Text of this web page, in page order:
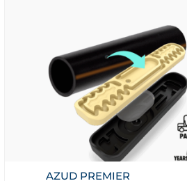
AZUD PREMIER